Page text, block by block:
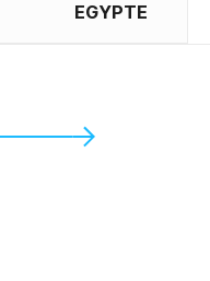
EGYPTE